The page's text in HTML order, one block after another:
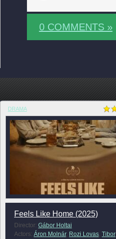
0 COMMENTS »
DRAMA
Feels Like Home (2025)
Director: Gábor Holtai
Actors: Áron Molnár, Rozi Lovas, Tibor